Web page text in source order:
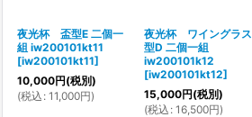
夜光杯 盃型E 二個一
組 iw200101kt11
[iw200101kt11]
10,000円(税別)
(税込 : 11,000円)
夜光杯 ワイングラス
型D 二個一組
iw200101k12
[iw200101kt12]
15,000円(税別)
(税込 : 16,500円)